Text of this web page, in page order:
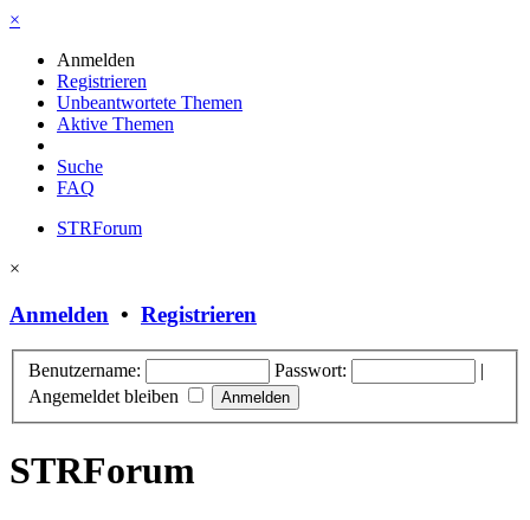
×
Anmelden
Registrieren
Unbeantwortete Themen
Aktive Themen
Suche
FAQ
STRForum
×
Anmelden • Registrieren
Benutzername: Passwort:
|
Angemeldet bleiben
STRForum